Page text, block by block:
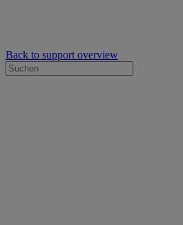
Back to support overview